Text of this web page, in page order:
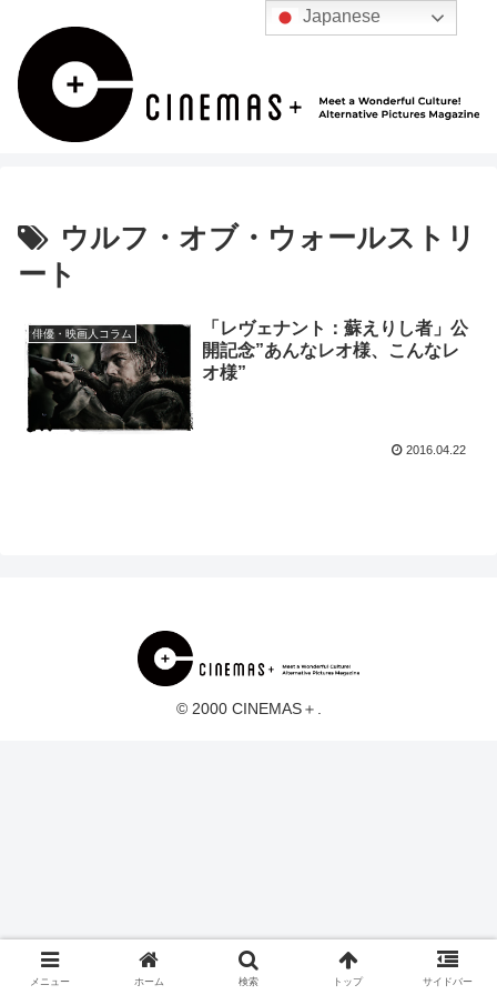
ウルフ・オブ・ウォールストリ
ート
俳優・映画人コラム
「レヴェナント：蘇えりし者」公
開記念”あんなレオ様、こんなレ
オ様”
2016.04.22
© 2000 CINEMAS＋.
メニュー ホーム 検索 トップ サイドバー
Japanese